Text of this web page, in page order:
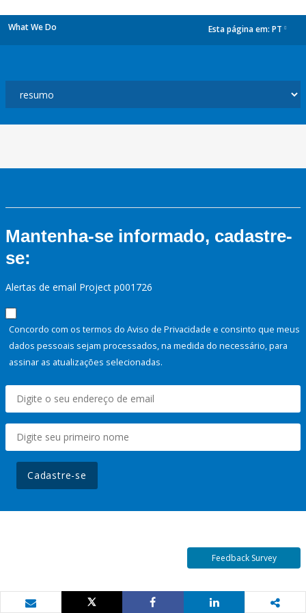
What We Do Esta página em: PT
Mantenha-se informado, cadastre-
se:
Alertas de email Project p001726
Concordo com os termos do Aviso de Privacidade e consinto que meus
dados pessoais sejam processados, na medida do necessário, para
assinar as atualizações selecionadas.
Cadastre-se
Feedback Survey